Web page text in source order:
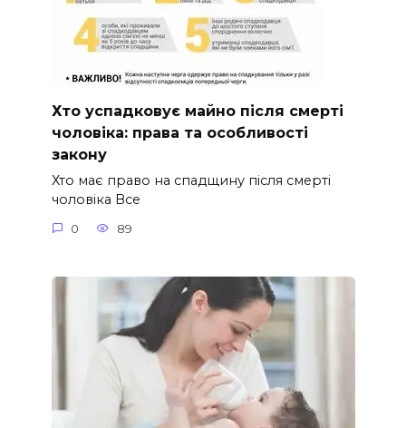
Хто успадковує майно після смерті
чоловіка: права та особливості
закону
Хто має право на спадщину після смерті
чоловіка Все
0 89